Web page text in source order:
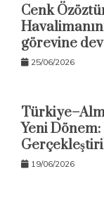
Cenk
görevine
25/06/2026
Yeni Dönem:
19/06/2026